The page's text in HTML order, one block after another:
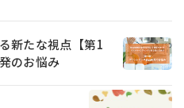
新たな視点【第1
のお悩み